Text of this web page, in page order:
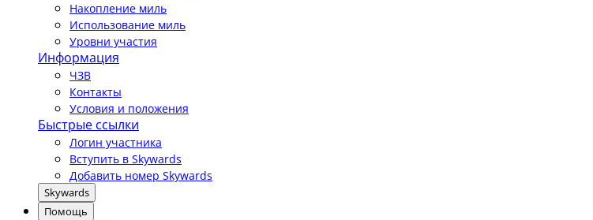
Накопление миль
Использование миль
Уровни участия
Информация
ЧЗВ
Контакты
Условия и положения
Быстрые ссылки
Логин участника
Вступить в Skywards
Добавить номер Skywards
Skywards
Помощь